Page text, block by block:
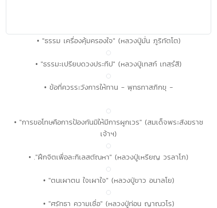
• "ธรรม เครื่องคุ้มครองใจ" (หลวงปู่มั่น ภูริทัตโต)
• "ธรรมะเปรียบดวงประทีป" (หลวงปู่เทสก์ เทสฺรํสี)
• ข้อที่ควรระวังการให้ทาน - พุทธทาสภิกขุ -
• "การขอโทษคือการป้องกันมิให้มีการผูกเวร" (สมเด็จพระสังฆราช
เจ้าฯ)
• ."ฝึกจิตเพื่อละกิเลสตัณหา" (หลวงปู่เหรียญ วรลาโภ)
• "ตนเผาตน ใจเผาใจ" (หลวงปู่ขาว อนาลโย)
• "ศรัทธา ความเชื่อ" (หลวงปู่ท่อน ญาณวโร)